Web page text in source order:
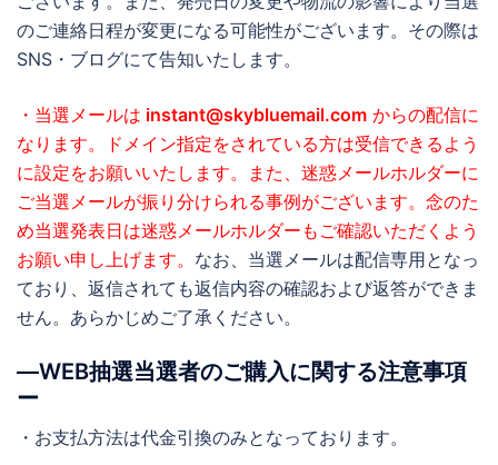
のご連絡日程が変更になる可能性がございます。その際は
SNS・ブログにて告知いたします。
・当選メールは instant@skybluemail.com からの配信に
なります。ドメイン指定をされている方は受信できるよう
に設定をお願いいたします。また、迷惑メールホルダーに
ご当選メールが振り分けられる事例がございます。念のた
め当選発表日は迷惑メールホルダーもご確認いただくよう
お願い申し上げます。 なお、当選メールは配信専用となっ
ており、返信されても返信内容の確認および返答ができま
せん。あらかじめご了承ください。
―WEB抽選当選者のご購入に関する注意事項
ー
・お支払方法は代金引換のみとなっております。